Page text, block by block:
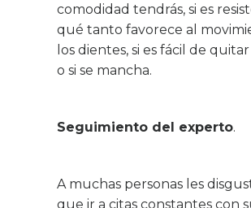
comodidad tendrás, si es
qué tanto favorece al
los dientes, si es fácil de
o si se mancha.
Seguimiento del experto.
A muchas personas les
que ir a citas constantes con